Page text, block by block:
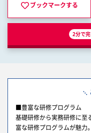
ブックマークする
2分で
■豊富な研修プログラム
基礎研修から実務研修に至
富な研修プログラムが魅力。